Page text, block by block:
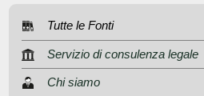
Tutte le Fonti
Servizio di consulenza legale
Chi siamo